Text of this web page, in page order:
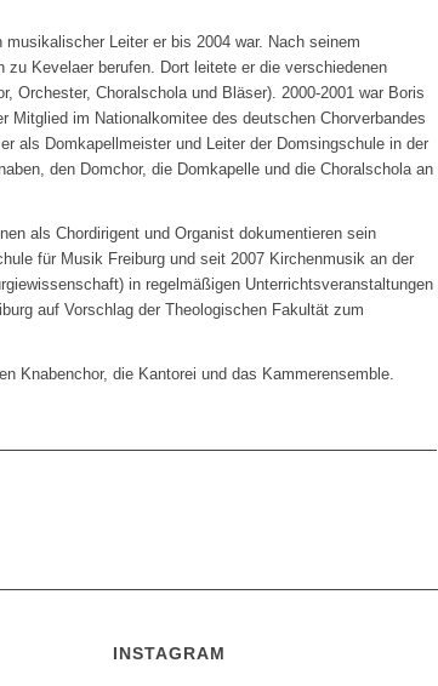
Leiter er bis 2004 war. Nach seinem
Kevelaer berufen. Dort leitete er die verschiedenen
Orchester, Choralschola und Bläser). 2000-2001 war Boris
im Nationalkomitee des deutschen Chorverbandes
als Domkapellmeister und Leiter der Domsingschule in der
den Domchor, die Domkapelle und die Choralschola an
als Chordirigent und Organist dokumentieren sein
für Musik Freiburg und seit 2007 Kirchenmusik an der
in regelmäßigen Unterrichtsveranstaltungen
auf Vorschlag der Theologischen Fakultät zum
Knabenchor, die Kantorei und das Kammerensemble.
INSTAGRAM